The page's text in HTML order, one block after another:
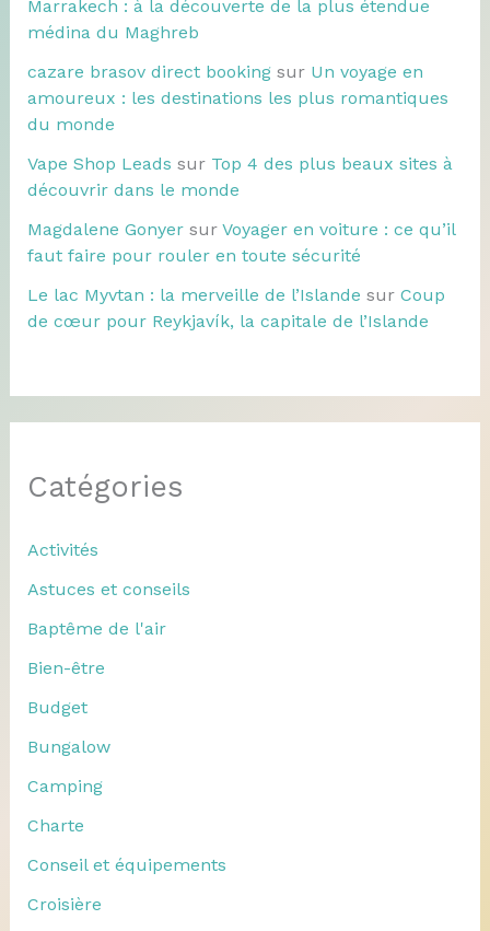
Marrakech : à la découverte de la plus étendue
médina du Maghreb
cazare brasov direct bookingsur Un voyage en
amoureux : les destinations les plus romantiques
du monde
Vape Shop Leads sur Top 4 des plus beaux sites à
découvrir dans le monde
Magdalene Gonyersur Voyager en voiture : ce qu’il
faut faire pour rouler en toute sécurité
Le lac Myvtan : la merveille de l’Islande sur Coup
de cœur pour Reykjavík, la capitale de l’Islande
Catégories
Activités
Astuces et conseils
Baptême de l'air
Bien-être
Budget
Bungalow
Camping
Charte
Conseil et équipements
Croisière